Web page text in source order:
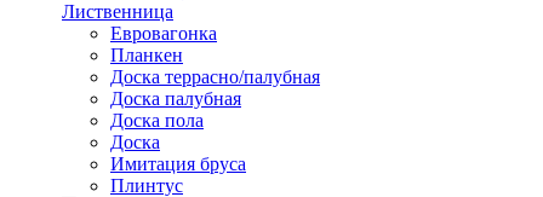
Лиственница
Евровагонка
Планкен
Доска террасно/палубная
Доска палубная
Доска пола
Доска
Имитация бруса
Плинтус